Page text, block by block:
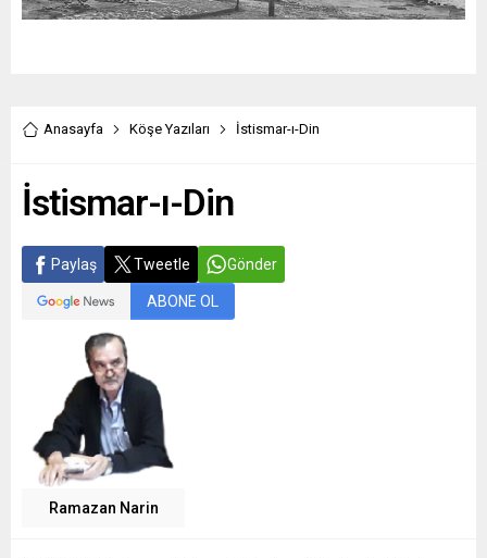
Anasayfa Köşe Yazıları İstismar-ı-Din
İstismar-ı-Din
Paylaş Tweetle Gönder
ABONE OL
Ramazan Narin